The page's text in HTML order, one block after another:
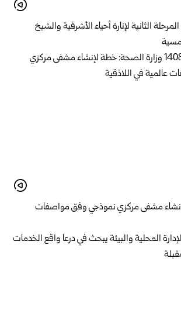
الثانية لإنارة أحياء الأشرفية والشيخ
مشفى مركزي نموذجي وفق مواصفات